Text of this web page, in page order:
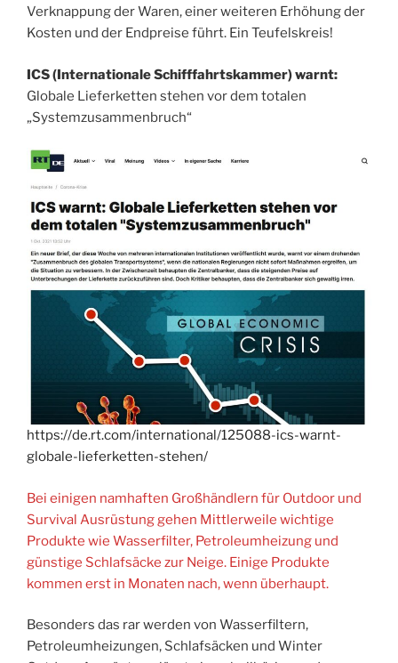
Verknappung der Waren, einer weiteren Erhöhung der
Kosten und der Endpreise führt. Ein Teufelskreis!
ICS (Internationale Schifffahrtskammer) warnt:
Globale Lieferketten stehen vor dem totalen
„Systemzusammenbruch“
https://de.rt.com/international/125088-ics-warnt-
globale-lieferketten-stehen/
Bei einigen namhaften Großhändlern für Outdoor und
Survival Ausrüstung gehen Mittlerweile wichtige
Produkte wie Wasserfilter, Petroleumheizung und
günstige Schlafsäcke zur Neige. Einige Produkte
kommen erst in Monaten nach, wenn überhaupt.
Besonders das rar werden von Wasserfiltern,
Petroleumheizungen, Schlafsäcken und Winter